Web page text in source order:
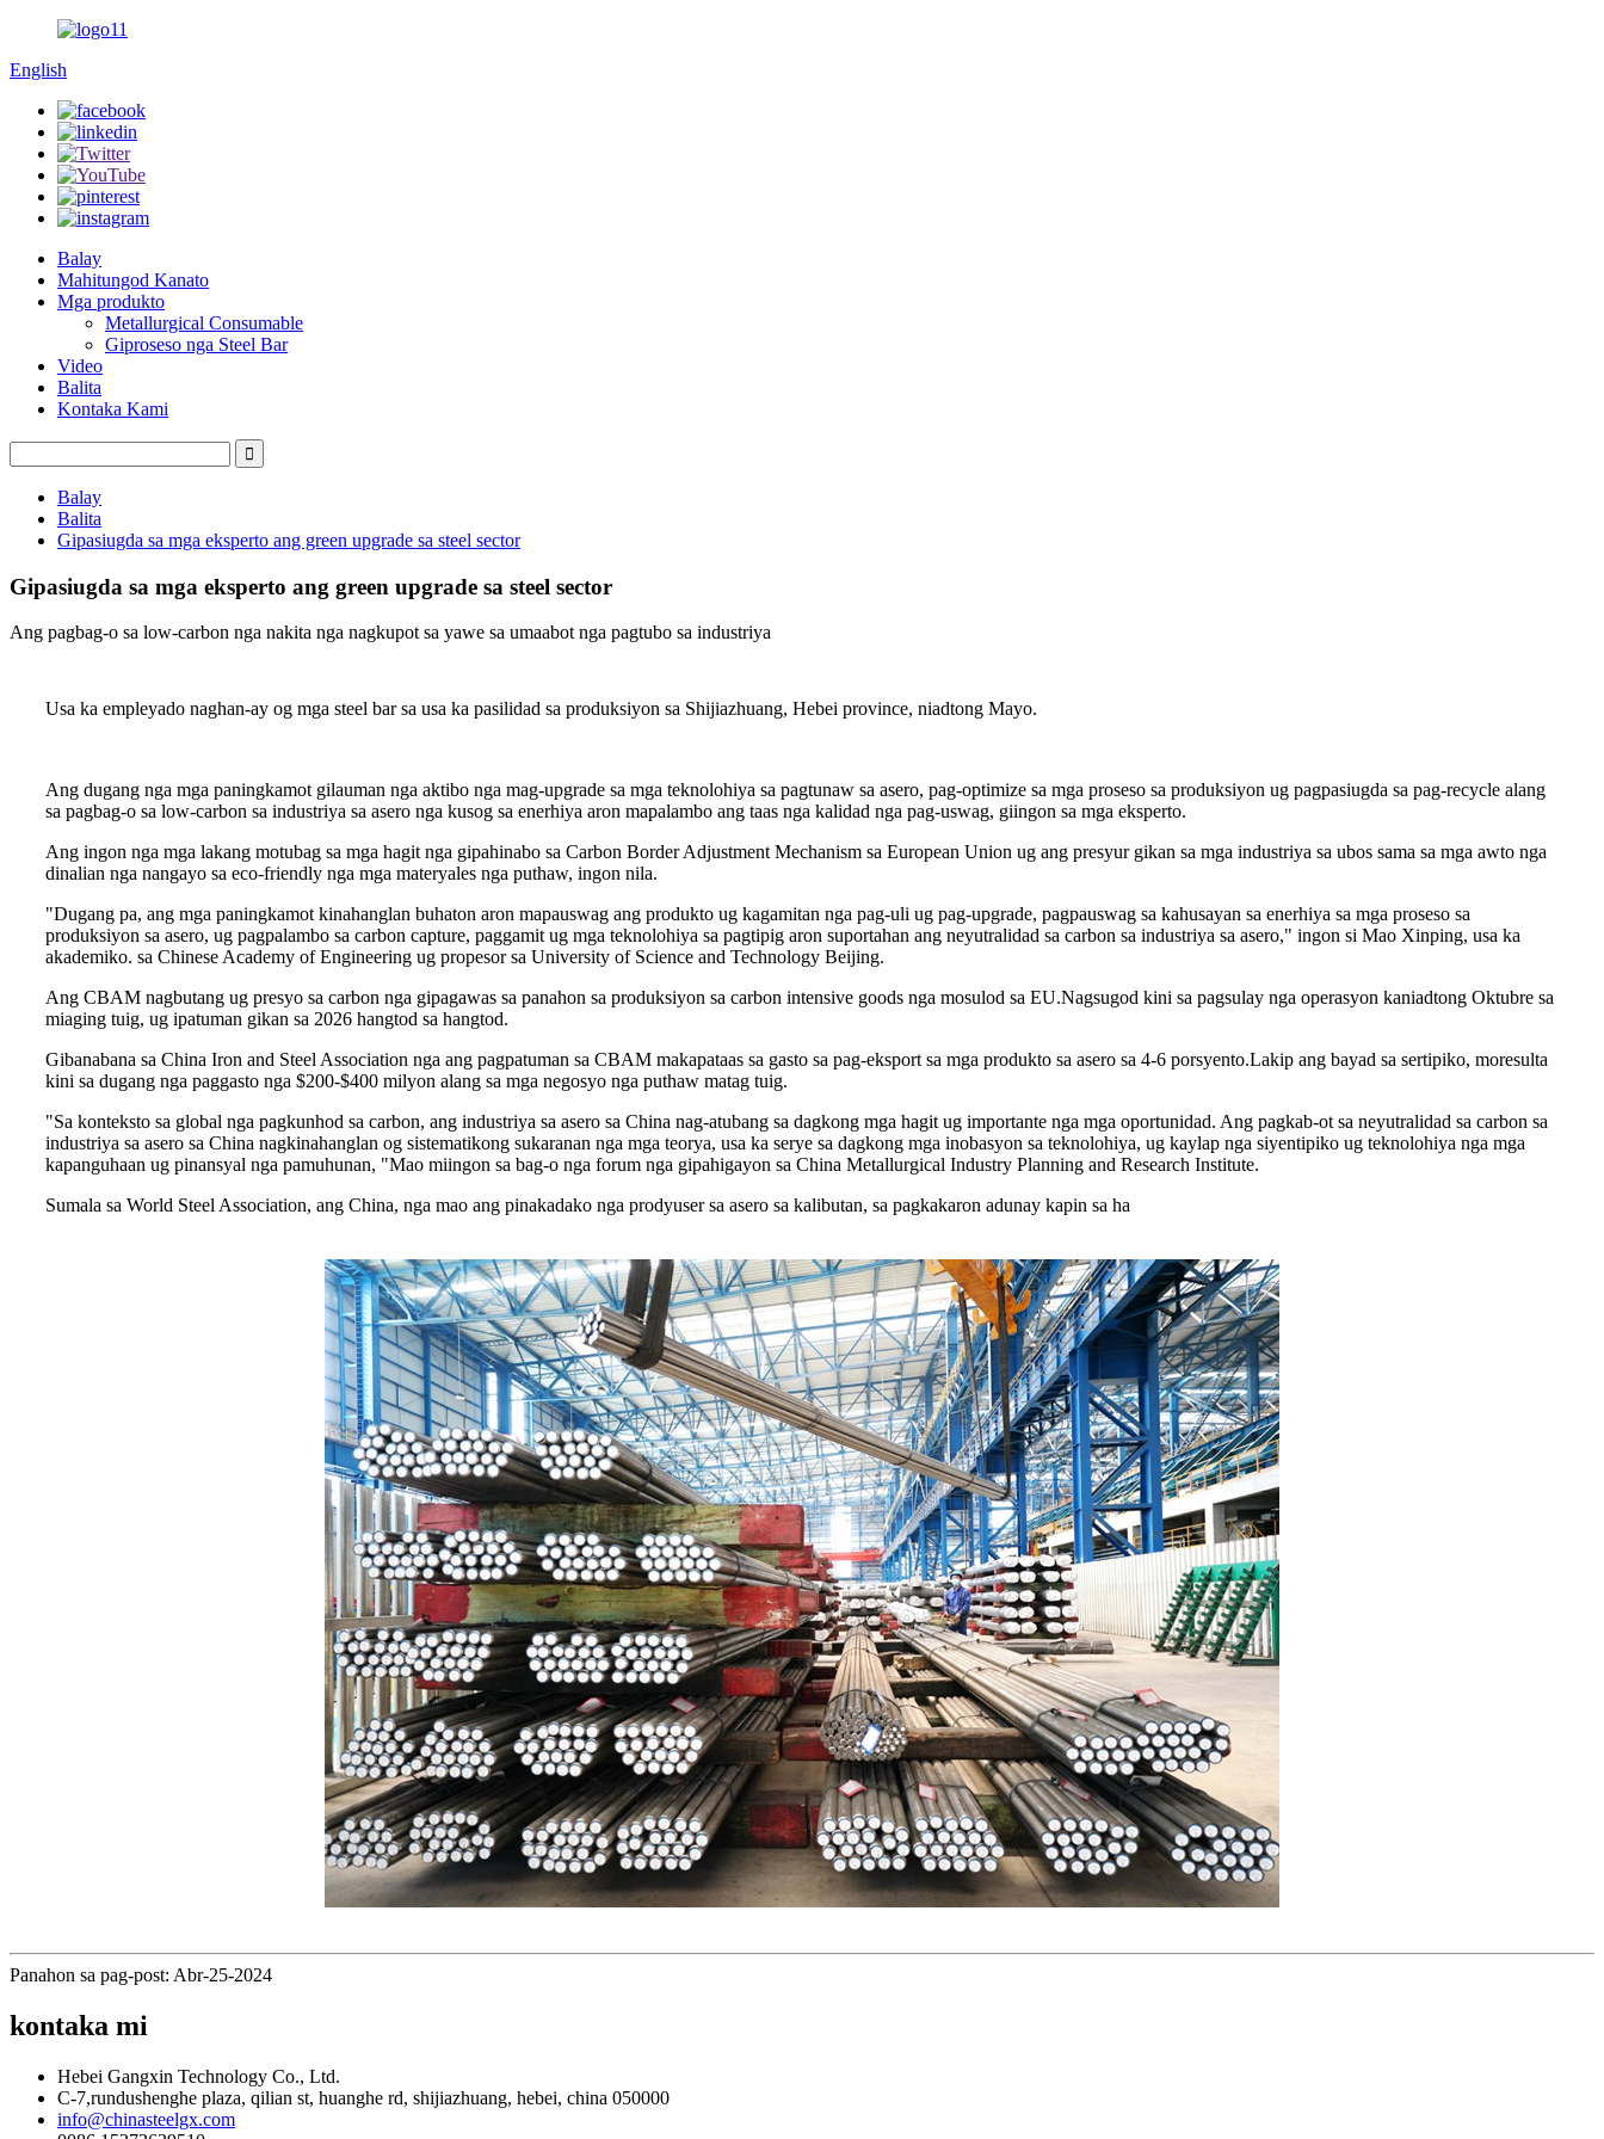
English
Balay
Mahitungod Kanato
Mga produkto
Metallurgical Consumable
Giproseso nga Steel Bar
Video
Balita
Kontaka Kami
Balay
Balita
Gipasiugda sa mga eksperto ang green upgrade sa steel sector
Gipasiugda sa mga eksperto ang green upgrade sa steel sector
Ang pagbag-o sa low-carbon nga nakita nga nagkupot sa yawe sa umaabot nga pagtubo sa industriya
Usa ka empleyado naghan-ay og mga steel bar sa usa ka pasilidad sa produksiyon sa Shijiazhuang, Hebei province, niadtong Mayo.
Ang dugang nga mga paningkamot gilauman nga aktibo nga mag-upgrade sa mga teknolohiya sa pagtunaw sa asero, pag-optimize sa mga proseso sa produksiyon ug pagpasiugda sa pag-recycle alang
sa pagbag-o sa low-carbon sa industriya sa asero nga kusog sa enerhiya aron mapalambo ang taas nga kalidad nga pag-uswag, giingon sa mga eksperto.
Ang ingon nga mga lakang motubag sa mga hagit nga gipahinabo sa Carbon Border Adjustment Mechanism sa European Union ug ang presyur gikan sa mga industriya sa ubos sama sa mga awto nga
dinalian nga nangayo sa eco-friendly nga mga materyales nga puthaw, ingon nila.
"Dugang pa, ang mga paningkamot kinahanglan buhaton aron mapauswag ang produkto ug kagamitan nga pag-uli ug pag-upgrade, pagpauswag sa kahusayan sa enerhiya sa mga proseso sa
produksiyon sa asero, ug pagpalambo sa carbon capture, paggamit ug mga teknolohiya sa pagtipig aron suportahan ang neyutralidad sa carbon sa industriya sa asero," ingon si Mao Xinping, usa ka
akademiko. sa Chinese Academy of Engineering ug propesor sa University of Science and Technology Beijing.
Ang CBAM nagbutang ug presyo sa carbon nga gipagawas sa panahon sa produksiyon sa carbon intensive goods nga mosulod sa EU.Nagsugod kini sa pagsulay nga operasyon kaniadtong Oktubre sa
miaging tuig, ug ipatuman gikan sa 2026 hangtod sa hangtod.
Gibanabana sa China Iron and Steel Association nga ang pagpatuman sa CBAM makapataas sa gasto sa pag-eksport sa mga produkto sa asero sa 4-6 porsyento.Lakip ang bayad sa sertipiko, moresulta
kini sa dugang nga paggasto nga $200-$400 milyon alang sa mga negosyo nga puthaw matag tuig.
"Sa konteksto sa global nga pagkunhod sa carbon, ang industriya sa asero sa China nag-atubang sa dagkong mga hagit ug importante nga mga oportunidad. Ang pagkab-ot sa neyutralidad sa carbon sa
industriya sa asero sa China nagkinahanglan og sistematikong sukaranan nga mga teorya, usa ka serye sa dagkong mga inobasyon sa teknolohiya, ug kaylap nga siyentipiko ug teknolohiya nga mga
kapanguhaan ug pinansyal nga pamuhunan, "Mao miingon sa bag-o nga forum nga gipahigayon sa China Metallurgical Industry Planning and Research Institute.
Sumala sa World Steel Association, ang China, nga mao ang pinakadako nga prodyuser sa asero sa kalibutan, sa pagkakaron adunay kapin sa ha
Panahon sa pag-post: Abr-25-2024
kontaka mi
Hebei Gangxin Technology Co., Ltd.
C-7,rundushenghe plaza, qilian st, huanghe rd, shijiazhuang, hebei, china 050000
info@chinasteelgx.com